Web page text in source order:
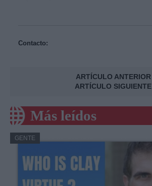
Contacto:
ARTÍCULO ANTERIOR
ARTÍCULO SIGUIENTE
Más leídos
GENTE